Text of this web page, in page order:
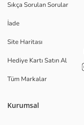
Sıkça Sorulan Sorular
İade
Site Haritası
Hediye Kartı Satın Al
Tüm Markalar
Kurumsal